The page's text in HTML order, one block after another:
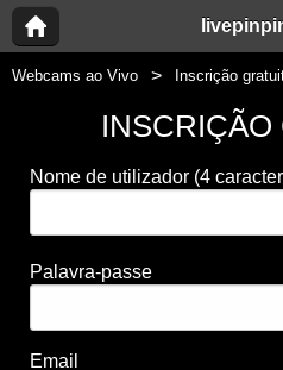
Webcams ao Vivo Inscrição
INSCRIÇÃO
Nome de utilizador (4
Palavra-passe
Email